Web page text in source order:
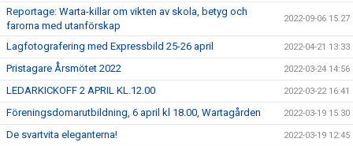
Reportage: Warta-killar om vikten av skola, betyg och
farorna med utanförskap
2022-09-06 15:27
Lagfotografering med Expressbild 25-26 april 2022-04-21 13:33
Pristagare Årsmötet 2022 2022-03-24 14:56
LEDARKICKOFF 2 APRIL KL.12.00 2022-03-22 16:41
Föreningsdomarutbildning, 6 april kl 18.00, Wartagården 2022-03-19 15:30
De svartvita eleganterna! 2022-03-19 12:45